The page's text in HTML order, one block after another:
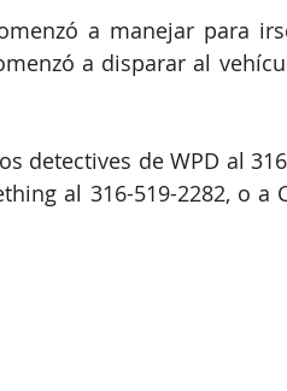
a manejar para
a disparar al
detectives de WPD al
al 316-519-2282, o a